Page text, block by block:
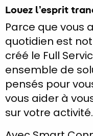
Louez l’esprit
Parce que vous
quotidien est
créé le Full
ensemble de
pensés pour
vous aider à
sur votre activité.